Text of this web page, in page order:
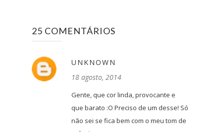
25 COMENTÁRIOS
UNKNOWN
18 agosto, 2014
Gente, que cor linda, provocante e
que barato :O Preciso de um desse! Só
não sei se fica bem com o meu tom de